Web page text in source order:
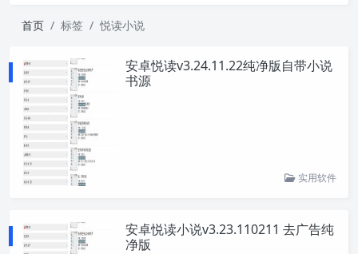
免费资源只会迟到，永不缺席，三秒记住我们
首页 标签 悦读小说
安卓悦读v3.24.11.22纯净版自带小说
书源
实用软件
安卓悦读小说v3.23.110211 去广告纯
净版